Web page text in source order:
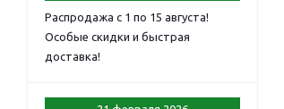
Распродажа с 1 по 15 августа!
Особые скидки и быстрая
доставка!